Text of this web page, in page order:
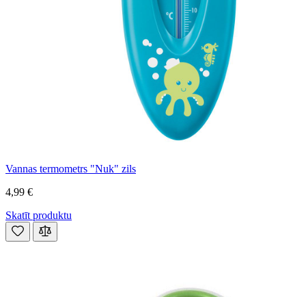
Vannas termometrs "Nuk" zils
4,99 €
Skatīt produktu